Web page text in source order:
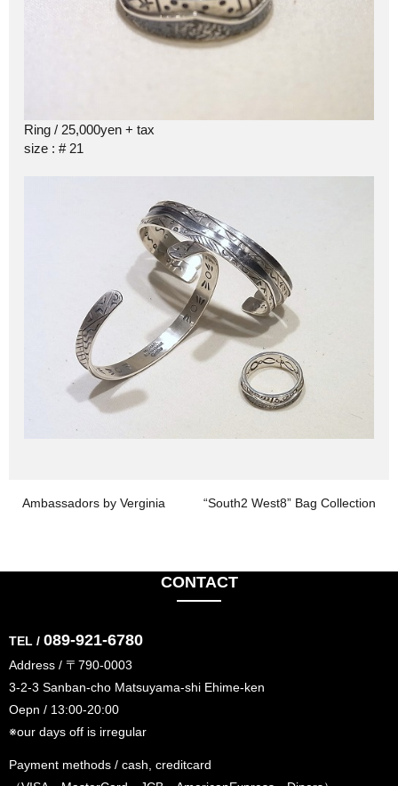
Ring / 25,000yen + tax
size : # 21
Ambassadors by Verginia “South2 West8” Bag Collection
CONTACT
TEL / 089-921-6780
Address / 〒790-0003
3-2-3 Sanban-cho Matsuyama-shi Ehime-ken
Oepn / 13:00-20:00
※our days off is irregular
Payment methods / cash, creditcard